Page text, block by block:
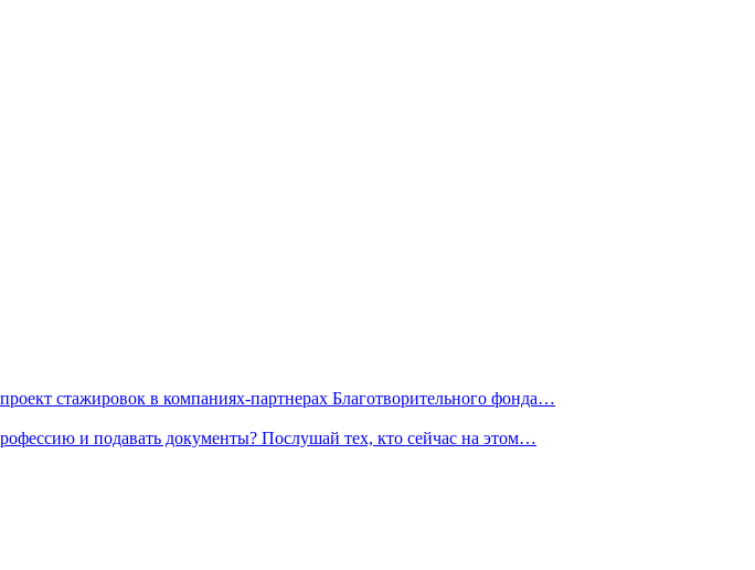
стажировок в компаниях-партнерах Благотворительного фонда…
и подавать документы? Послушай тех, кто сейчас на этом…